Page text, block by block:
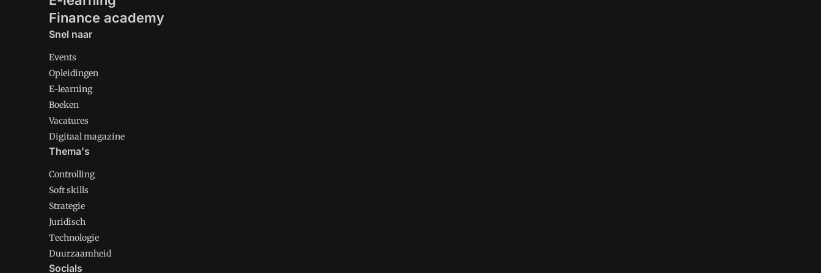
Finance academy
Snel naar
Events
Opleidingen
E-learning
Boeken
Vacatures
Digitaal magazine
Thema's
Controlling
Soft skills
Strategie
Juridisch
Technologie
Duurzaamheid
Socials